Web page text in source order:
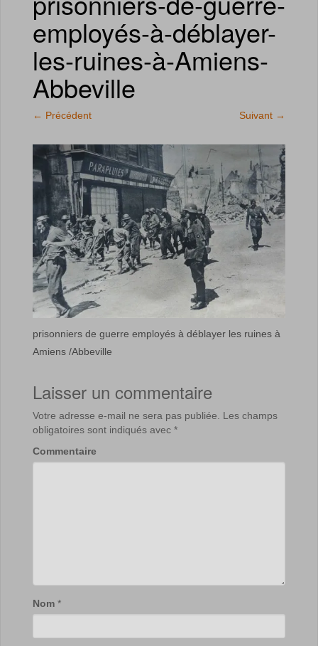
employés-à-déblayer-
les-ruines-à-Amiens-
Abbeville
← Précédent Suivant →
prisonniers de guerre employés à déblayer les ruines à
Amiens /Abbeville
Laisser un commentaire
Votre adresse e-mail ne sera pas publiée.
Les champs
obligatoires sont indiqués avec *
Commentaire
Nom *